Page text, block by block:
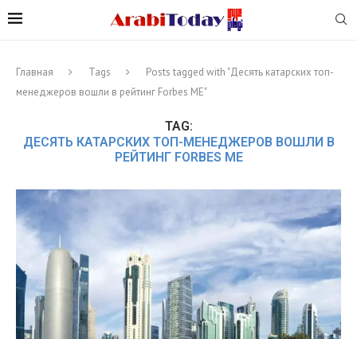
Главная Tags
Posts tagged with "Десять катарских топ-
менеджеров вошли в рейтинг Forbes ME"
TAG:
ДЕСЯТЬ КАТАРСКИХ ТОП-МЕНЕДЖЕРОВ ВОШЛИ В
РЕЙТИНГ FORBES ME